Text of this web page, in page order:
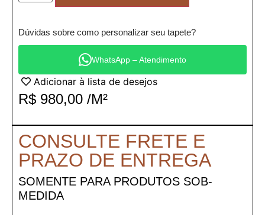
Dúvidas sobre como personalizar seu tapete?
WhatsApp – Atendimento
Adicionar à lista de desejos
R$ 980,00 /M²
CONSULTE FRETE E
PRAZO DE ENTREGA
SOMENTE PARA PRODUTOS SOB-
MEDIDA